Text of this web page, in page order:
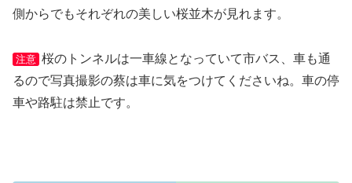
側からでもそれぞれの美しい桜並木が見れます。
注意 桜のトンネルは一車線となっていて市バス、車も通
るので写真撮影の蔡は車に気をつけてくださいね。車の停
車や路駐は禁止です。